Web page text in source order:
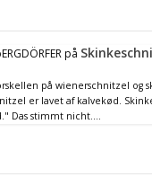
på
på wienerschnitzel og
er lavet af kalvekød.
Das stimmt nicht.…